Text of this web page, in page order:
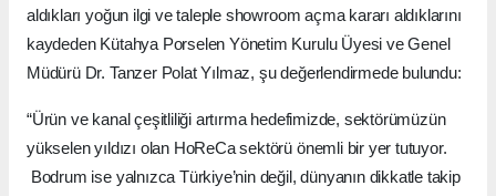
aldıkları yoğun ilgi ve taleple showroom açma kararı aldıklarını
kaydeden Kütahya Porselen Yönetim Kurulu Üyesi ve Genel
Müdürü Dr. Tanzer Polat Yılmaz, şu değerlendirmede bulundu:
“Ürün ve kanal çeşitliliği artırma hedefimizde, sektörümüzün
yükselen yıldızı olan HoReCa sektörü önemli bir yer tutuyor.
Bodrum ise yalnızca Türkiye’nin değil, dünyanın dikkatle takip